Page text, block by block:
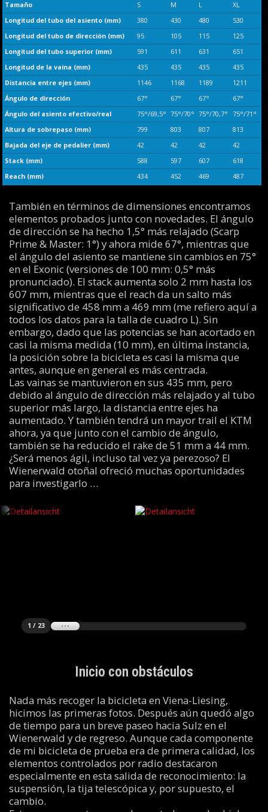
Tamaño S M L
XL
Longitud del tubo del asiento (mm)
380 430 480
530
Longitud del tubo de dirección (mm)
95 105 115
125
Longitud del tubo superior (mm)
591 611 631
651
Longitud de la vaina (mm)
435 435 435
435
Distancia entre ejes (mm)
1146 1168 1189
1211
Ángulo de dirección
67° 67° 67°
67°
Ángulo del asiento efectivo/real
75°/69,5° 75°/70° 75°/70,7°
75°/71°
Altura de sobrepaso (mm)
799 803 807
813
Bajada del eje de pedalier (mm)
42 42 42
42
Stack (mm)
588 597 607
618
Reach (mm)
434 452 469 487
También en términos de dimensiones encontramos
elementos probados junto con novedades. El ángulo
de dirección se ha hecho 1,5° más relajado (Scarp
Prime & Master: 1°) y ahora mide 67°, mientras que
el ángulo del asiento se mantiene sin cambios en 75°
en el Exonic (versiones de 100 mm: 0,5° más
pronunciado). El stack aumenta solo 2 mm hasta los
607 mm, mientras que el reach da un salto más
significativo de 458 mm a 469 mm (me refiero aquí a
todos los datos para la talla de cuadro L). Sin
embargo, dado que las potencias se han acortado en
casi la misma medida (10 mm), en última instancia,
la posición sobre la bicicleta es casi la misma que
antes, aunque en general es más centrada.
Las vainas se mantuvieron en sus 435 mm, pero
debido al ángulo de dirección más relajado y al tubo
superior más largo, la distancia entre ejes ha
aumentado. Y también tendrá un mayor trail el KTM
ahora, ya que junto con el cambio de ángulo,
también se ha reducido el rake de 51 mm a 44 mm.
¿Será menos ágil, incluso tal vez ya perezoso? El
Wienerwald otoñal ofreció muchas oportunidades
para investigarlo …
1 / 23
Inicio con obstáculos
Nada más recoger la bicicleta en Viena-Liesing,
hicimos las primeras fotos. Después aún quedó algo
de tiempo para un breve paseo hacia Sulz en el
Wienerwald y de regreso. Aunque cada componente
de mi bicicleta de prueba era de primera calidad, los
elementos controlados por radio destacaron
especialmente en esta salida de reconocimiento: la
suspensión, la tija telescópica y, por supuesto, el
cambio.